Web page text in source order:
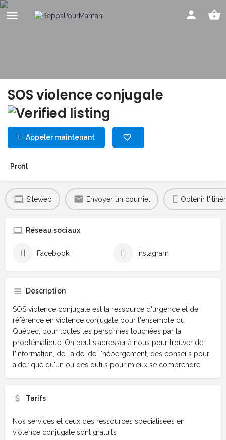
SOS violence conjugale
Appeler maintenant
Profil
Siteweb Envoyer un courriel Obtenir
Réseau sociaux
Facebook Instagram
Description
SOS violence conjugale est la ressource d'urgence et de
référence en violence conjugale pour l'ensemble du
Québec, pour toutes les personnes touchées par la
problématique. On peut s'adresser à nous pour trouver de
l'information, de l'aide, de l"hébergement, des conseils pour
aider quelqu'un ou des outils pour mieux se comprendre.
Tarifs
Nos services et ceux des ressources spécialisées en
violence conjugale sont gratuits